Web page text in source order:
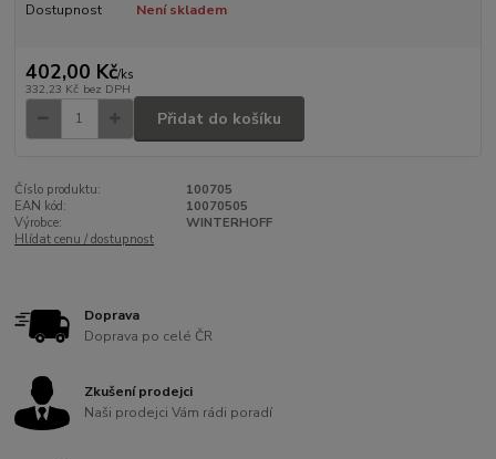
Dostupnost Není skladem
402,00 Kč/ks
332,23 Kč bez DPH
Přidat do košíku
Číslo produktu:
100705
EAN kód:
10070505
Výrobce:
WINTERHOFF
Hlídat cenu / dostupnost
Doprava
Doprava po celé ČR
Zkušení prodejci
Naši prodejci Vám rádi poradí